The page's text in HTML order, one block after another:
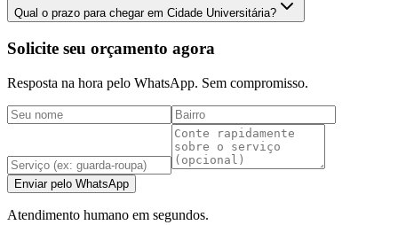
Qual o prazo para chegar em Cidade Universitária?
Solicite seu orçamento agora
Resposta na hora pelo WhatsApp. Sem compromisso.
Enviar pelo WhatsApp
Atendimento humano em segundos.